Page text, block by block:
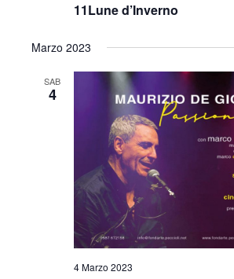
11Lune d’Inverno
Marzo 2023
SAB
4
4 Marzo 2023